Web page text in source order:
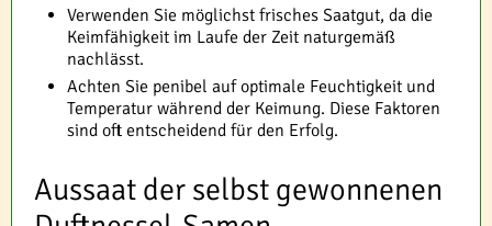
Verwenden Sie möglichst frisches Saatgut, da die
Keimfähigkeit im Laufe der Zeit naturgemäß
nachlässt.
Achten Sie penibel auf optimale Feuchtigkeit und
Temperatur während der Keimung. Diese Faktoren
sind oft entscheidend für den Erfolg.
Aussaat der selbst gewonnenen